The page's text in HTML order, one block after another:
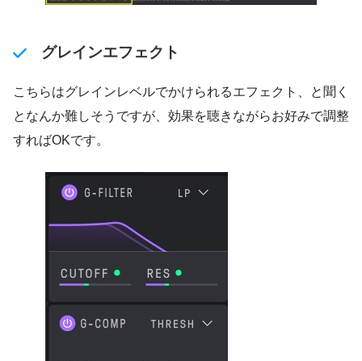
グレインエフェクト
こちらはグレインレベルでかけられるエフェクト、と聞く
となんか難しそうですが、効果を聴きながらお好みで調整
すればOKです。